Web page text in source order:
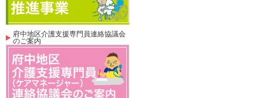
府中地区介護支援専門員連絡協議会
のご案内